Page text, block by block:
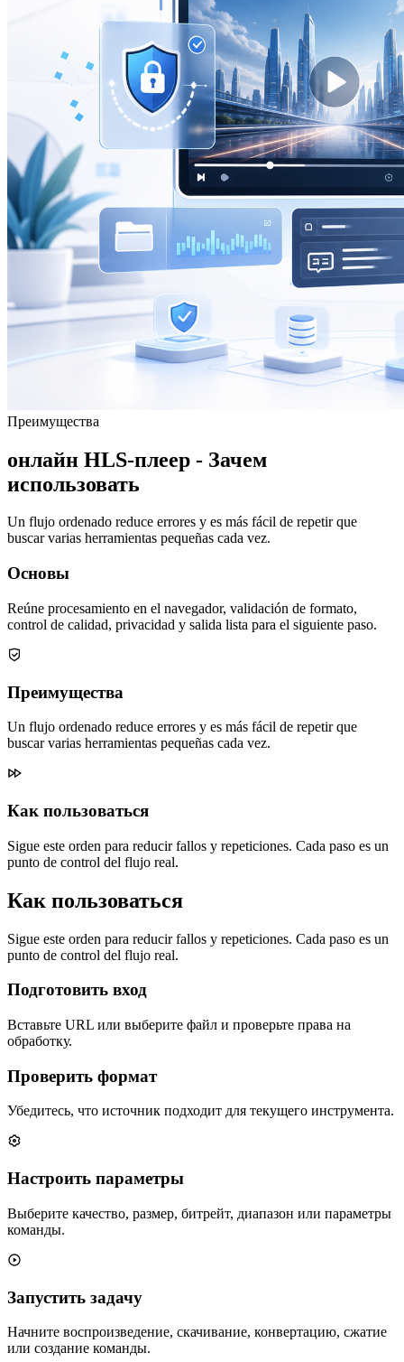
Преимущества
онлайн HLS-плеер - Зачем
использовать
Un flujo ordenado reduce errores y es más fácil de repetir que
buscar varias herramientas pequeñas cada vez.
Основы
Reúne procesamiento en el navegador, validación de formato,
control de calidad, privacidad y salida lista para el siguiente paso.
Преимущества
Un flujo ordenado reduce errores y es más fácil de repetir que
buscar varias herramientas pequeñas cada vez.
Как пользоваться
Sigue este orden para reducir fallos y repeticiones. Cada paso es un
punto de control del flujo real.
Как пользоваться
Sigue este orden para reducir fallos y repeticiones. Cada paso es un
punto de control del flujo real.
Подготовить вход
Вставьте URL или выберите файл и проверьте права на
обработку.
Проверить формат
Убедитесь, что источник подходит для текущего инструмента.
Настроить параметры
Выберите качество, размер, битрейт, диапазон или параметры
команды.
Запустить задачу
Начните воспроизведение, скачивание, конвертацию, сжатие
или создание команды.